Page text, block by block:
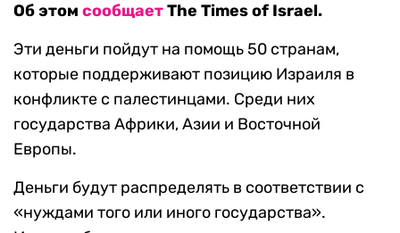
Об этом сообщаетThe Times of Israel.
Эти деньги пойдут на помощь 50 странам,
которые поддерживают позицию Израиля в
конфликте с палестинцами. Среди них
государства Африки, Азии и Восточной
Европы.
Деньги будут распределять в соответствии с
«нуждами того или иного государства».